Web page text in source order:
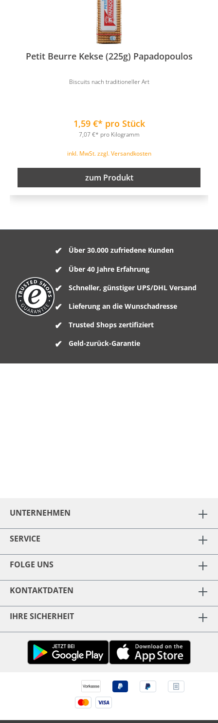
Petit Beurre Kekse (225g) Papadopoulos
Biscuits nach traditioneller Art
1,59 €* pro Stück
7,07 €* pro Kilogramm
inkl. MwSt. zzgl. Versandkosten
zum Produkt
Über 30.000 zufriedene Kunden
Über 40 Jahre Erfahrung
Schneller, günstiger UPS/DHL Versand
Lieferung an die Wunschadresse
Trusted Shops zertifiziert
Geld-zurück-Garantie
UNTERNEHMEN
SERVICE
FOLGE UNS
KONTAKTDATEN
IHRE SICHERHEIT